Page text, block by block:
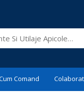
Comand